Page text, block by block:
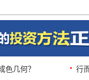
色几何？
行